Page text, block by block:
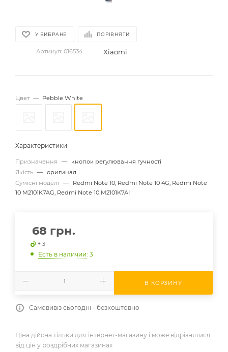
У ВИБРАНЕ ПОРІВНЯТИ
Артикул: 016534 Xiaomi
Цвет — Pebble White
Характеристики
Призначення —
кнопок регулювання гучності
Якість — оригинал
Сумісні моделі
—
Redmi Note 10, Redmi Note 10 4G, Redmi Note
10 M2101K7AG, Redmi Note 10 M2101K7AI
68 грн.
+ 3
Есть в наличии: 3
В КОРЗИНУ
Самовивіз сьогодні - безкоштовно
Ціна дійсна тільки для інтернет-магазину і може відрізнятися
від цін у роздрібних магазинах